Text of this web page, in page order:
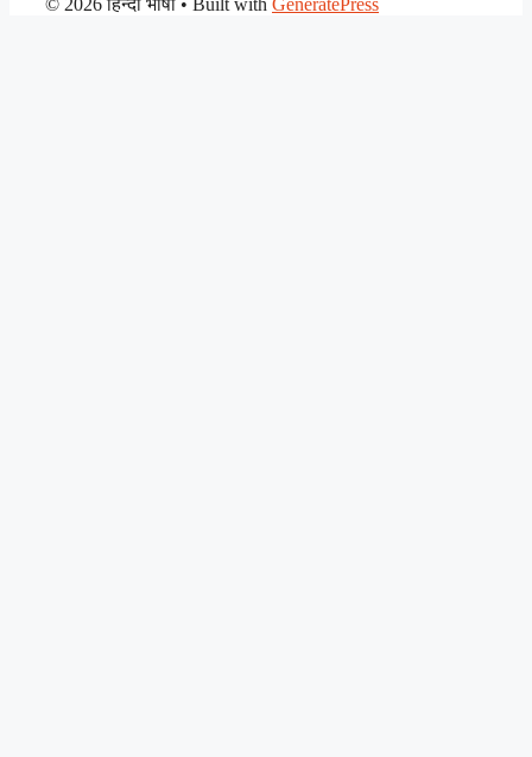
© 2026 हिन्दी भाषा • Built with GeneratePress